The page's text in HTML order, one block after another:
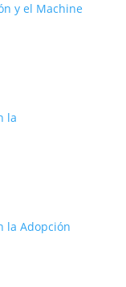
y el Machine
la
la Adopción